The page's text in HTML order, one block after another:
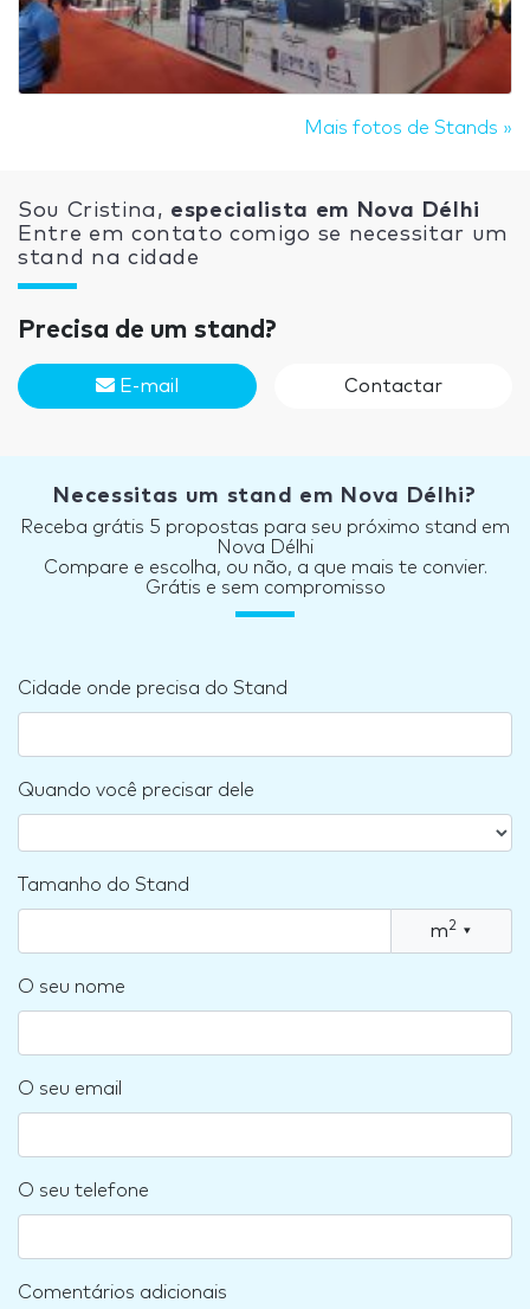
Mais fotos de Stands »
Sou Cristina, especialista em Nova Délhi
Entre em contato comigo se necessitar um
stand na cidade
Precisa de um stand?
E-mail Contactar
Necessitas um stand em Nova Délhi?
Receba grátis 5 propostas para seu próximo stand em
Nova Délhi
Compare e escolha, ou não, a que mais te convier.
Grátis e sem compromisso
Cidade onde precisa do Stand
Quando você precisar dele
Tamanho do Stand
m2 ▾
O seu nome
O seu email
O seu telefone
Comentários adicionais